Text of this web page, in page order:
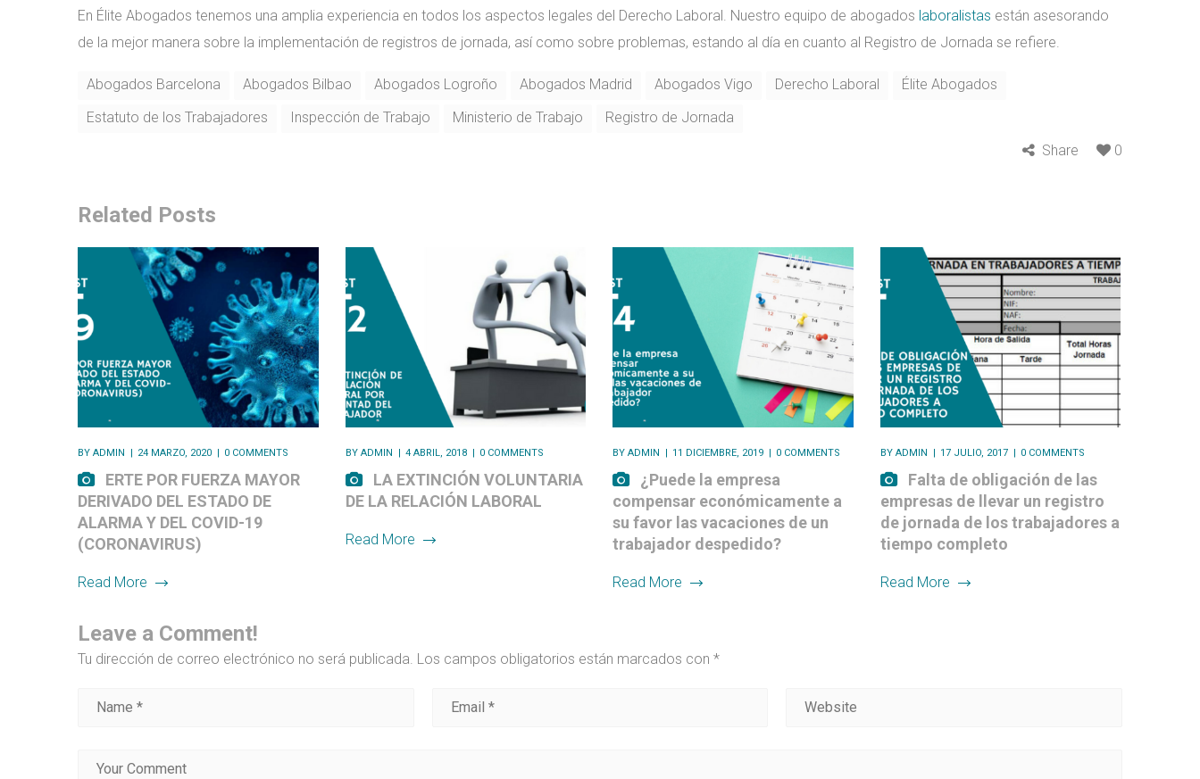
En Élite Abogados tenemos una amplia experiencia en todos los aspectos legales del Derecho Laboral. Nuestro equipo de abogados laboralistas están asesorando
de la mejor manera sobre la implementación de registros de jornada, así como sobre problemas, estando al día en cuanto al Registro de Jornada se refiere.
Abogados Barcelona Abogados Bilbao Abogados Logroño Abogados Madrid Abogados Vigo Derecho Laboral
Élite Abogados
Estatuto de los Trabajadores
Inspección de Trabajo Ministerio de Trabajo
Registro de Jornada
Share
0
Related Posts
BY ADMIN 24 MARZO, 2020 0 COMMENTS
ERTE POR FUERZA MAYOR
DERIVADO DEL ESTADO DE
ALARMA Y DEL COVID-19
(CORONAVIRUS)
Read More
BY ADMIN 4 ABRIL, 2018 0 COMMENTS
LA EXTINCIÓN VOLUNTARIA
DE LA RELACIÓN LABORAL
Read More
BY ADMIN 11 DICIEMBRE, 2019 0 COMMENTS
¿Puede la empresa
compensar económicamente a
su favor las vacaciones de un
trabajador despedido?
Read More
BY ADMIN 17 JULIO, 2017 0 COMMENTS
Falta de obligación de las
empresas de llevar un registro
de jornada de los trabajadores a
tiempo completo
Read More
Leave a Comment!
Tu dirección de correo electrónico no será publicada. Los campos obligatorios están marcados con *